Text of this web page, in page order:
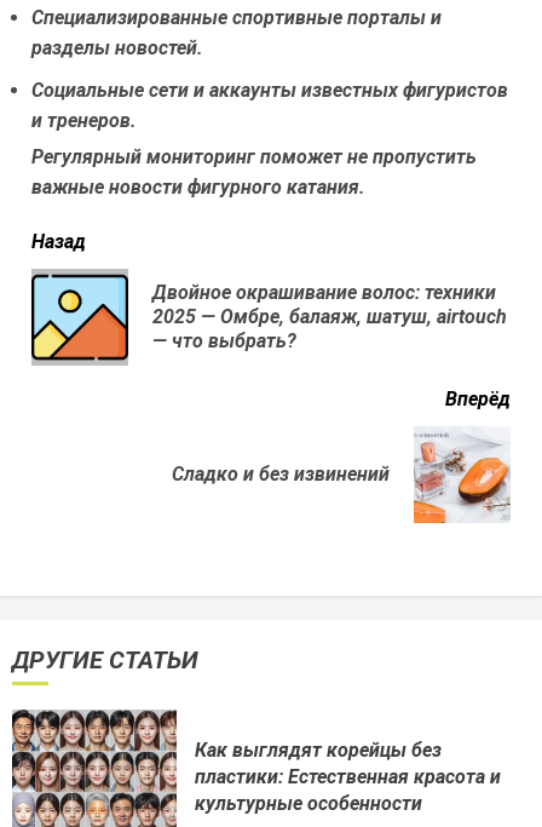
Специализированные спортивные порталы и
разделы новостей.
Социальные сети и аккаунты известных фигуристов
и тренеров.
Регулярный мониторинг поможет не пропустить
важные новости фигурного катания.
читать
еще
Назад
Двойное окрашивание волос: техники
2025 — Омбре, балаяж, шатуш, airtouch
— что выбрать?
Вперёд
Сладко и без извинений
ДРУГИЕ СТАТЬИ
Как выглядят корейцы без
пластики: Естественная красота и
культурные особенности